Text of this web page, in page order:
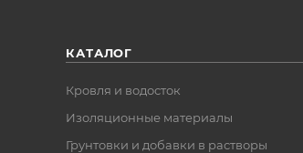
КАТАЛОГ
Кровля и водосток
Изоляционные материалы
Грунтовки и добавки в растворы